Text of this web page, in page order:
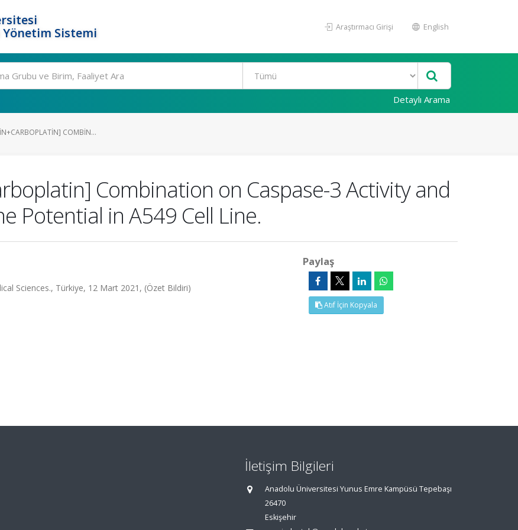
Sistemi
Araştırmacı Girişi English
Detaylı Arama
COMBIN...
Combination on Caspase-3 Activity and
Potential in A549 Cell Line.
Sciences., Türkiye, 12 Mart 2021, (Özet Bildiri)
Paylaş
Atıf İçin Kopyala
İletişim Bilgileri
Anadolu Üniversitesi Yunus Emre Kampüsü Tepebaşı
26470
Eskişehir